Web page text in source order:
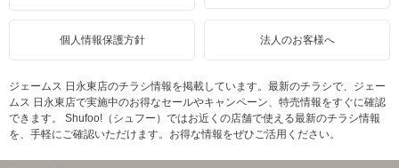
個人情報保護方針 法人のお客様へ
ジェームス 日永東店のチラシ情報を掲載しています。最新のチラシで、ジェー
ムス 日永東店で実施中のお得なセールやキャンペーン、特売情報をすぐに確認
できます。 Shufoo!（シュフー）ではお近くの店舗で使える最新のチラシ情報
を、手軽にご確認いただけます。お得な情報をぜひご活用ください。